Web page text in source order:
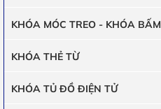
KHÓA MÓC TREO - KHÓA BẤM
KHÓA THẺ TỪ
KHÓA TỦ ĐỒ ĐIỆN TỬ